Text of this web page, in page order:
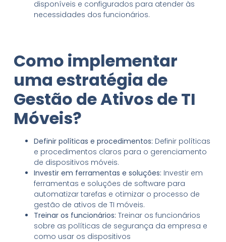
disponíveis e configurados para atender às
necessidades dos funcionários.
Como implementar
uma estratégia de
Gestão de Ativos de TI
Móveis?
Definir políticas e procedimentos: Definir políticas
e procedimentos claros para o gerenciamento
de dispositivos móveis.
Investir em ferramentas e soluções: Investir em
ferramentas e soluções de software para
automatizar tarefas e otimizar o processo de
gestão de ativos de TI móveis.
Treinar os funcionários: Treinar os funcionários
sobre as políticas de segurança da empresa e
como usar os dispositivos